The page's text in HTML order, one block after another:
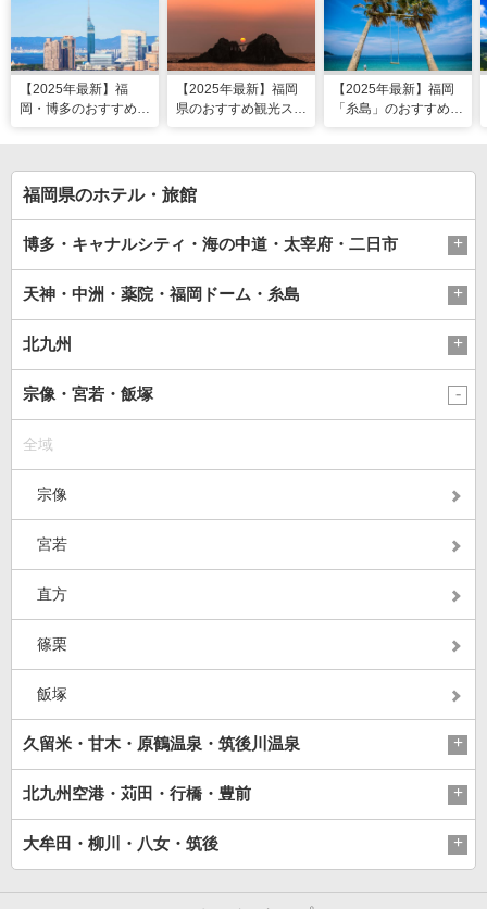
【2025年最新】福
岡・博多のおすすめ観
【2025年最新】福岡
県のおすすめ観光スポ
【2025年最新】福岡
「糸島」のおすすめ観
福岡県のホテル・旅館
博多・キャナルシティ・海の中道・太宰府・二日市
天神・中洲・薬院・福岡ドーム・糸島
北九州
宗像・宮若・飯塚
全域
宗像
宮若
直方
篠栗
飯塚
久留米・甘木・原鶴温泉・筑後川温泉
北九州空港・苅田・行橋・豊前
大牟田・柳川・八女・筑後